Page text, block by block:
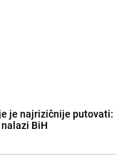
je najrizičnije putovati:
BiH